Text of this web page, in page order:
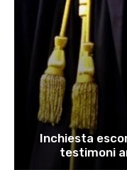
Inchiesta
testimoni